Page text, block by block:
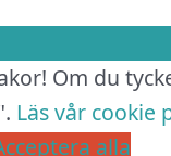
Om du
Läs vår cookie
alla